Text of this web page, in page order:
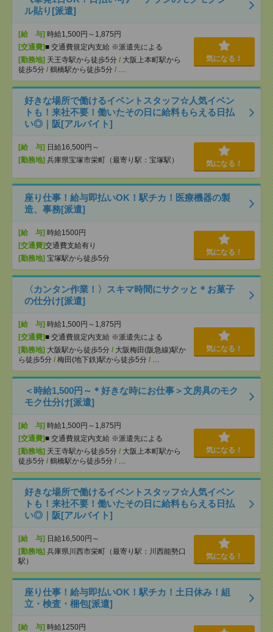
ル貼り[派遣]
[給 与] 時給1,500円～1,875円
[交通費]■ 交通費規定内支給 ※派遣先による
[勤務地] 天王寺駅から徒歩5分 / 大阪上本町駅から
徒歩5分 / 鶴橋駅から徒歩5分 / …
気になる！
好きな場所で働けるイベントスタッフ☆人気イベン
トも！来社不要！働いたその日に給料もらえる日払
い◎｜阪[アルバイト]
[給 与] 日給16,500円～
[勤務地] 兵庫県宝塚市栄町（最寄り駅：宝塚駅） 気になる！
座り仕事！給与即払いOK！駅チカ！医療機器の製
造、事務[派遣]
[給 与] 時給1500円
[交通費]交通費支給有り
[勤務地] 宝塚駅から徒歩5分
気になる！
〈カンタン作業！〉スキマ時間にサクッと＊お菓子
の仕分け[派遣]
[給 与] 時給1,500円～1,875円
[交通費]■ 交通費規定内支給 ※派遣先による
[勤務地] 大阪駅から徒歩5分 / 大阪梅田(阪急線)駅か
ら徒歩5分 / 梅田(地下鉄)駅から徒歩5分 / …
気になる！
＜時給1,500円～＊好きな時にお仕事＞文房具のモク
モク仕分け[派遣]
[給 与] 時給1,500円～1,875円
[交通費]■ 交通費規定内支給 ※派遣先による
[勤務地] 天王寺駅から徒歩5分 / 大阪上本町駅から
徒歩5分 / 鶴橋駅から徒歩5分 / …
気になる！
好きな場所で働けるイベントスタッフ☆人気イベン
トも！来社不要！働いたその日に給料もらえる日払
い◎｜阪[アルバイト]
[給 与] 日給16,500円～
[勤務地] 兵庫県川西市栄町（最寄り駅：川西能勢口
駅）
気になる！
座り仕事！給与即払いOK！駅チカ！土日休み！組
立・検査・梱包[派遣]
[給 与] 時給1250円